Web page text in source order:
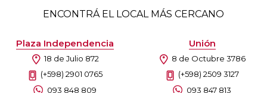
ENCONTRÁ EL LOCAL MÁS CERCANO
Plaza Independencia
18 de Julio 872
(+598) 2901 0765
093 848 809
Unión
8 de Octubre 3786
(+598) 2509 3127
093 847 813